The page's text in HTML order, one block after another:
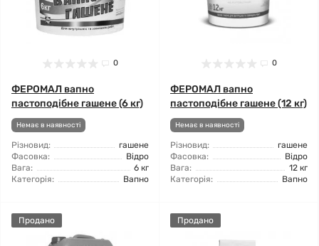
0
ФЕРОМАЛ вапно
пастоподібне гашене (6 кг)
Немає в наявності
Різновид:
гашене
Фасовка:
Відро
Вага:
6 кг
Категорія:
Вапно
0
ФЕРОМАЛ вапно
пастоподібне гашене (12 кг)
Немає в наявності
Різновид:
гашене
Фасовка:
Відро
Вага:
12 кг
Категорія:
Вапно
Продано Продано